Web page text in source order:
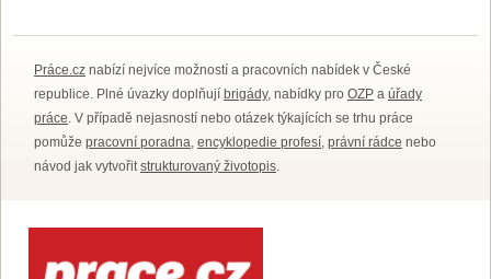
Práce.cz nabízí nejvíce možností a pracovních nabídek v České
republice. Plné úvazky doplňují brigády, nabídky pro OZP a úřady
práce. V případě nejasností nebo otázek týkajících se trhu práce
pomůže pracovní poradna, encyklopedie profesí, právní rádce nebo
návod jak vytvořitstrukturovaný životopis.